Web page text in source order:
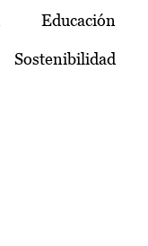
Educación
Sostenibilidad